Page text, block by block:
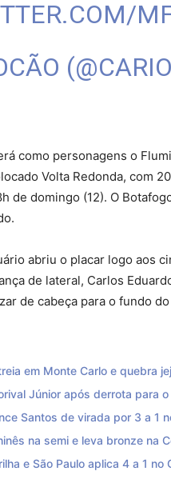
como personagens o
Volta Redonda, com
de domingo (12). O
abriu o placar logo aos
de lateral, Carlos
de cabeça para o fundo
em Monte Carlo e quebra
Júnior após derrota para
Santos de virada por 3 a 1
na semi e leva bronze na
e São Paulo aplica 4 a 1 no